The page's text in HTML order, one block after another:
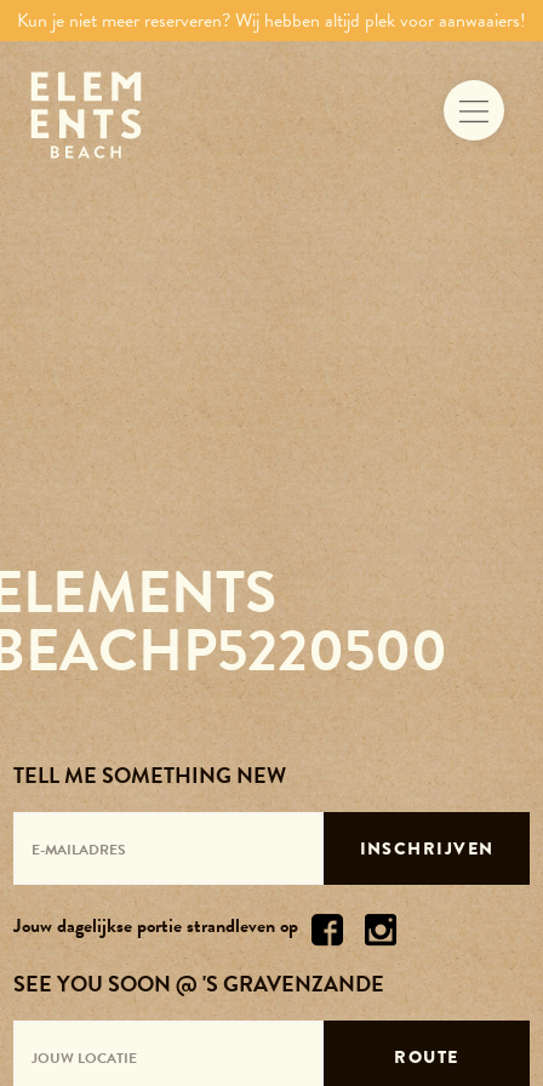
Food & drinks
Iets te vieren
Trouwen aan zee
Vergaderen
Activiteiten
Reserveren
Agenda
Contact
Over ons
Vacatures
Kun je niet meer reserveren? Wij hebben altijd plek voor aanwaaiers!
TELL ME SOMETHING NEW
INSCHRIJVEN
Jouw dagelijkse portie strandleven op
SEE YOU SOON @ 'S GRAVENZANDE
ROUTE